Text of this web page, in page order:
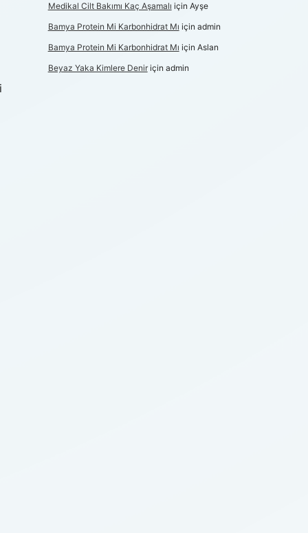
Medikal Cilt Bakımı Kaç Aşamalı için Ayşe
Bamya Protein Mi Karbonhidrat Mı için admin
Bamya Protein Mi Karbonhidrat Mı için Aslan
Beyaz Yaka Kimlere Deniriçin admin